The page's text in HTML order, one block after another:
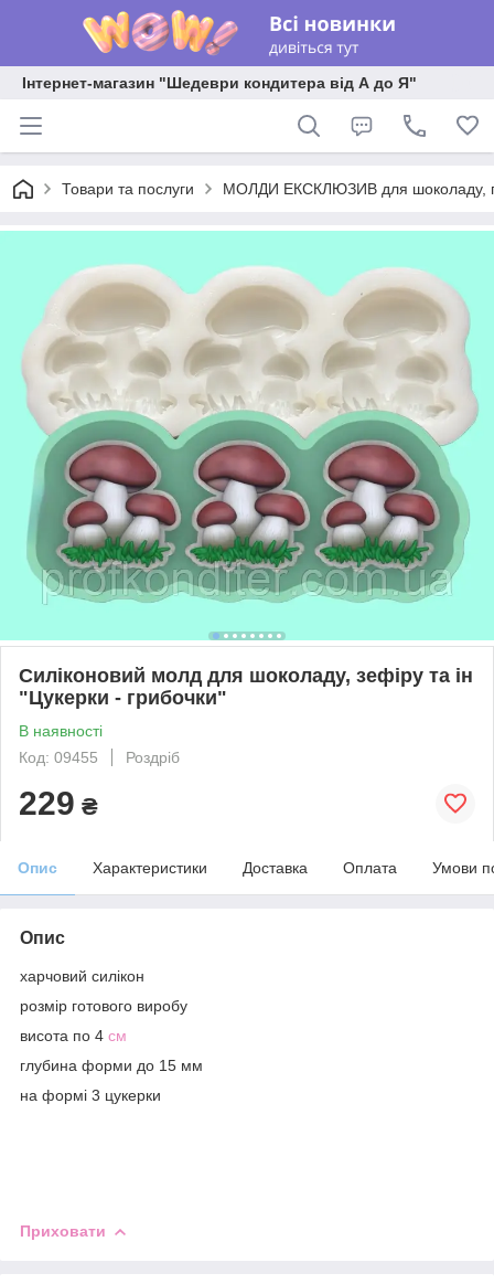
Інтернет-магазин "Шедеври кондитера від А до Я"
Товари та послуги МОЛДИ ЕКСКЛЮЗИВ для шоколаду,
Силіконовий молд для шоколаду, зефіру та ін
"Цукерки - грибочки"
В наявності
Код: 09455
Роздріб
229 ₴
Опис Характеристики Доставка Оплата Умови
Опис
харчовий силікон
розмір готового виробу
висота по 4 см
глубина форми до 15 мм
на формі 3 цукерки
Приховати